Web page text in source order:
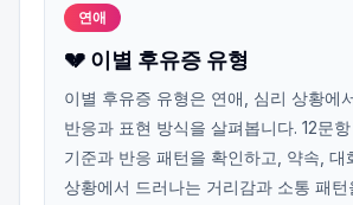
연애
💔 이별 후유증 유형
이별 후유증 유형은 연애, 심리 상황에
반응과 표현 방식을 살펴봅니다. 12문
기준과 반응 패턴을 확인하고, 약속, 대
상황에서 드러나는 거리감과 소통 패턴